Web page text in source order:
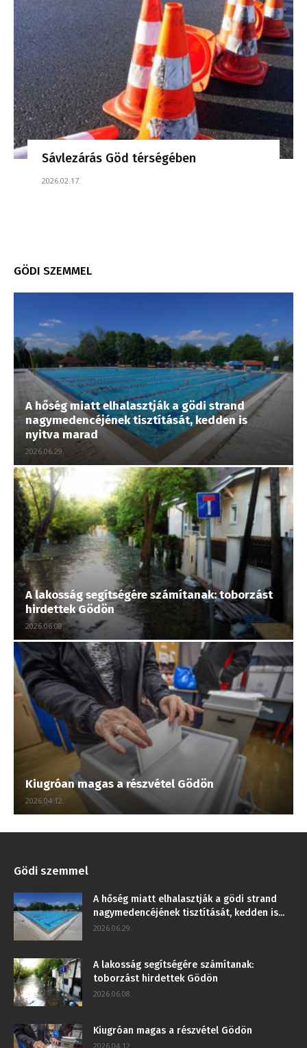
Sávlezárás Göd térségében
2026.02.17.
GÖDI SZEMMEL
A hőség miatt elhalasztják a gödi strand
nagymedencéjének tisztítását, kedden is
nyitva marad
2026.06.29.
A lakosság segítségére számítanak: toborzást
hirdettek Gödön
2026.06.08.
Kiugróan magas a részvétel Gödön
2026.04.12.
Gödi szemmel
A hőség miatt elhalasztják a gödi strand
nagymedencéjének tisztítását, kedden is...
2026.06.29.
A lakosság segítségére számítanak:
toborzást hirdettek Gödön
2026.06.08.
Kiugróan magas a részvétel Gödön
2026.04.12.